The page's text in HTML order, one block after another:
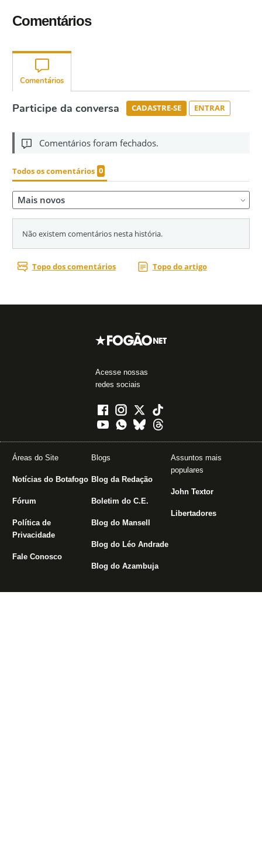
Comentários
Acesse nossas
redes sociais
Áreas do Site
Notícias do Botafogo
Fórum
Política de
Privacidade
Fale Conosco
Blogs
Blog da Redação
Boletim do C.E.
Blog do Mansell
Blog do Léo Andrade
Blog do Azambuja
Assuntos mais
populares
John Textor
Libertadores